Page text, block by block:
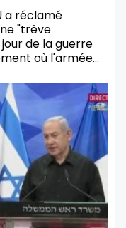
a réclamé
"trêve
de la guerre
où l'armée…